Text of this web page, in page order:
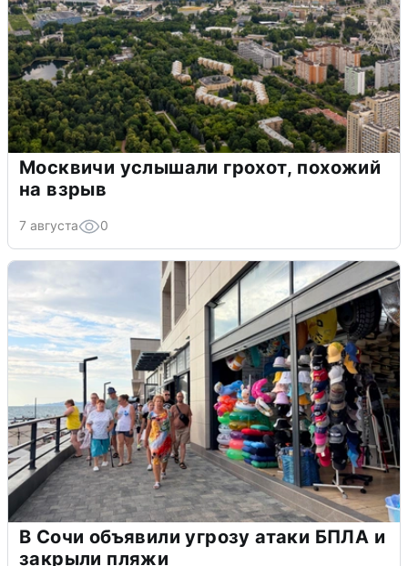
Москвичи услышали грохот, похожий
на взрыв
7 августа 0
В Сочи объявили угрозу атаки БПЛА и
закрыли пляжи